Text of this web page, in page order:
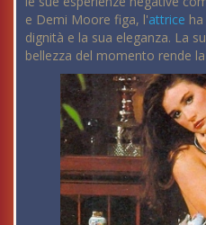
e Demi Moore figa, l'attrice
dignità e la sua eleganza. La
bellezza del momento rende